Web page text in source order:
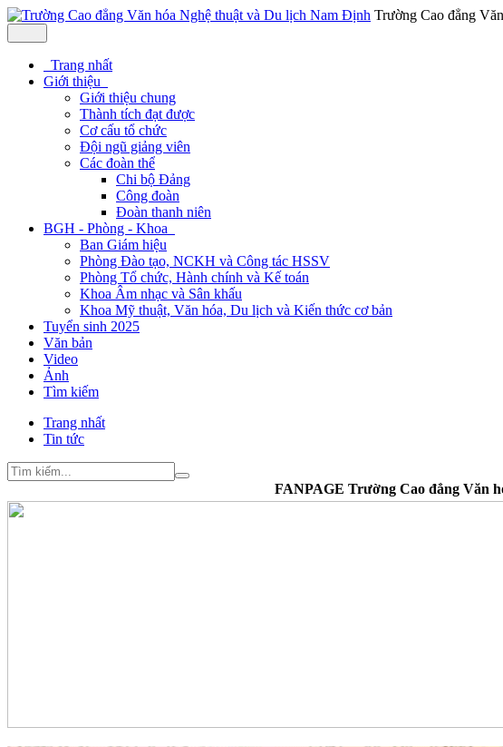
Trường Cao đẳng
Trang nhất
Giới thiệu
Giới thiệu chung
Thành tích đạt được
Cơ cấu tổ chức
Đội ngũ giảng viên
Các đoàn thể
Chi bộ Đảng
Công đoàn
Đoàn thanh niên
BGH - Phòng - Khoa
Ban Giám hiệu
Phòng Đào tạo, NCKH và Công tác HSSV
Phòng Tổ chức, Hành chính và Kế toán
Khoa Âm nhạc và Sân khấu
Khoa Mỹ thuật, Văn hóa, Du lịch và Kiến thức cơ bản
Tuyển sinh 2025
Văn bản
Video
Ảnh
Tìm kiếm
Trang nhất
Tin tức
FANPAGE Trường Cao đẳng Văn hóa Nghệ